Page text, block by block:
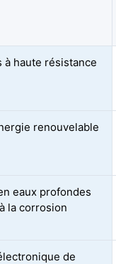
à haute résistance
renouvelable
eaux profondes
la corrosion
de